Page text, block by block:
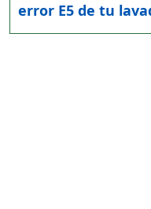
error E5 de tu